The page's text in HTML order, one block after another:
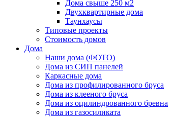
Дома свыше 250 м2
Двухквартирные дома
Таунхаусы
Типовые проекты
Стоимость домов
Дома
Наши дома (ФОТО)
Дома из СИП панелей
Каркасные дома
Дома из профилированного бруса
Дома из клееного бруса
Дома из оцилиндрованного бревна
Дома из газосиликата